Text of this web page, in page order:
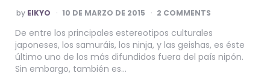
POSTED
BY
by EIKYO 10 DE MARZO DE 2015 2 COMMENTS
De entre los principales estereotipos culturales
japoneses, los samuráis, los ninja, y las geishas, es éste
último uno de los más difundidos fuera del país nipón.
Sin embargo, también es…